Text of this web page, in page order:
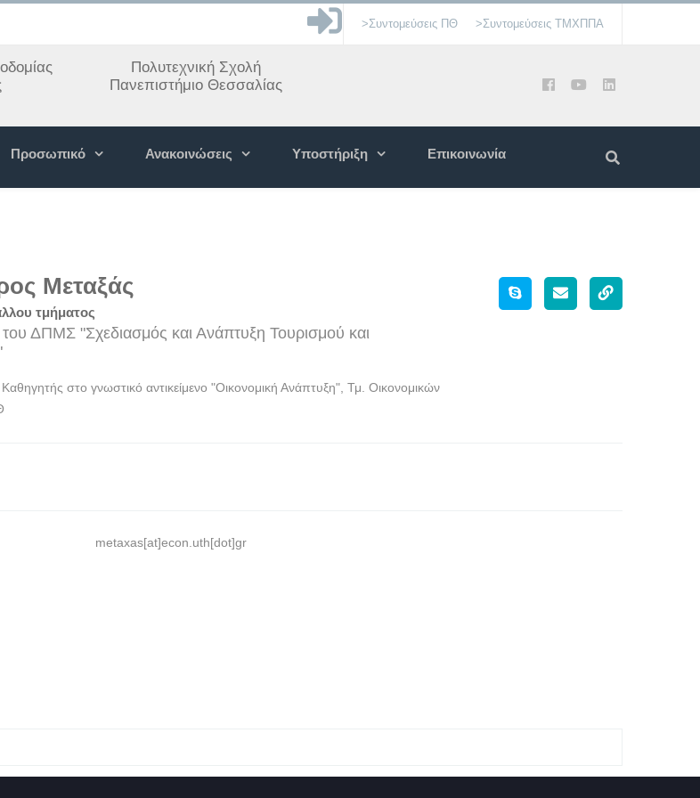
>Συντομεύσεις ΠΘ >Συντομεύσεις ΤΜΧΠΠΑ
Πολυτεχνική Σχολή
Πανεπιστήμιο Θεσσαλίας
Προσωπικό Ανακοινώσεις Υποστήριξη Επικοινωνία
Μεταξάς
τμήματος
του ΔΠΜΣ "Σχεδιασμός και Ανάπτυξη Τουρισμού και
στο γνωστικό αντικείμενο "Οικονομική Ανάπτυξη", Τμ. Οικονομικών
metaxas[at]econ.uth[dot]gr